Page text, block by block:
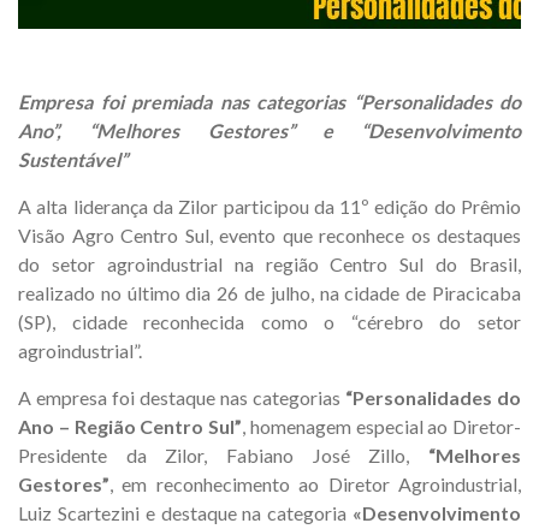
Empresa foi premiada nas categorias “Personalidades do
Ano”, “Melhores Gestores” e “Desenvolvimento
Sustentável”
A alta liderança da Zilor participou da 11º edição do Prêmio
Visão Agro Centro Sul, evento que reconhece os destaques
do setor agroindustrial na região Centro Sul do Brasil,
realizado no último dia 26 de julho, na cidade de Piracicaba
(SP), cidade reconhecida como o “cérebro do setor
agroindustrial”.
A empresa foi destaque nas categorias “Personalidades do
Ano – Região Centro Sul”, homenagem especial ao Diretor-
Presidente da Zilor, Fabiano José Zillo, “Melhores
Gestores”, em reconhecimento ao Diretor Agroindustrial,
Luiz Scartezini e destaque na categoria «Desenvolvimento